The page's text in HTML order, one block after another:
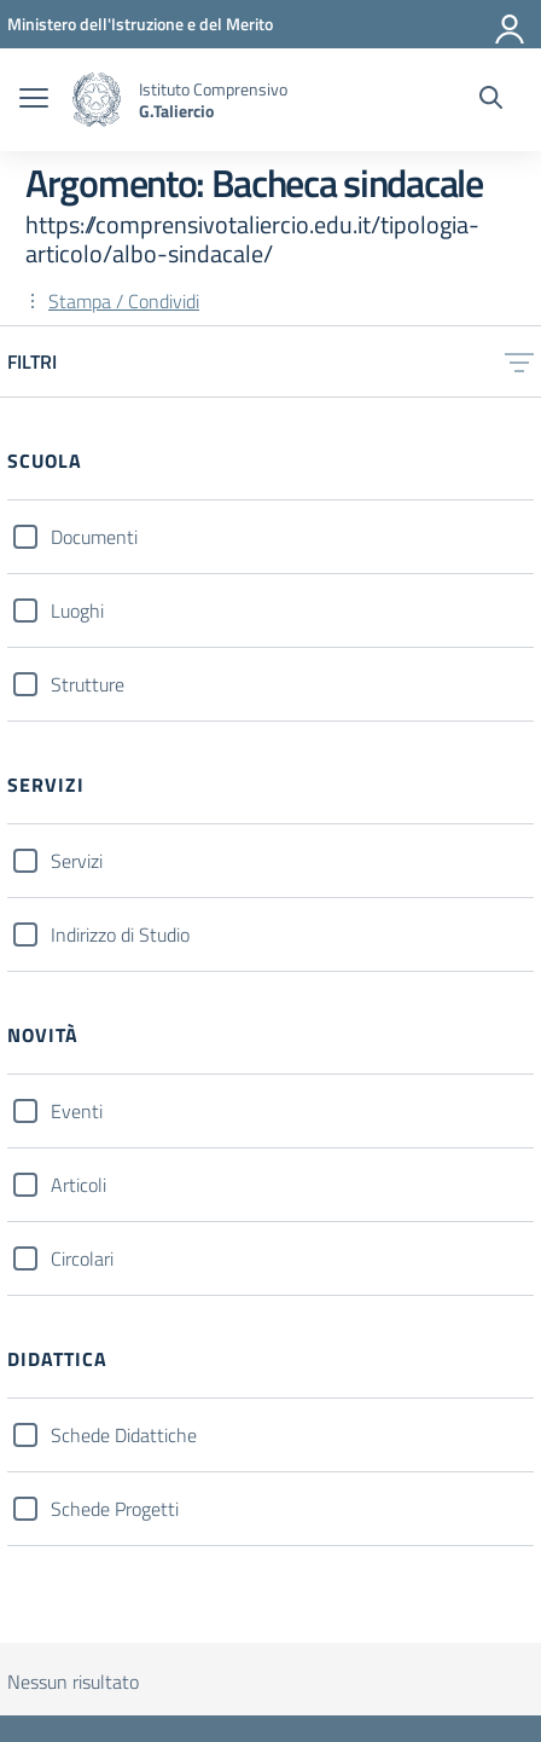
Vai ai contenuti
Vai al menu di navigazione
Vai al footer
Ministero dell'Istruzione e del Merito
Istituto Comprensivo
G.Taliercio
Argomento: Bacheca sindacale
https://comprensivotaliercio.edu.it/tipologia-
articolo/albo-sindacale/
Stampa / Condividi
FILTRI
SCUOLA
Documenti
Luoghi
Strutture
SERVIZI
Servizi
Indirizzo di Studio
NOVITÀ
Eventi
Articoli
Circolari
DIDATTICA
Schede Didattiche
Schede Progetti
Nessun risultato